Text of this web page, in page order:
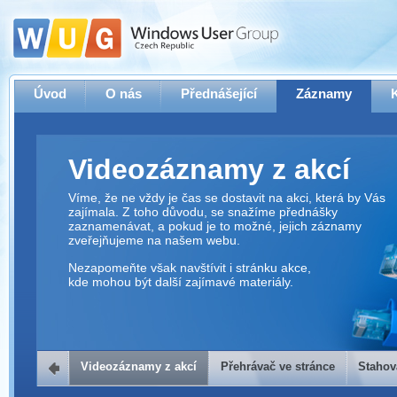
Úvod O nás Přednášející Záznamy
Videozáznamy z akcí
Víme, že ne vždy je čas se dostavit na akci, která by Vás
zajímala. Z toho důvodu, se snažíme přednášky
zaznamenávat, a pokud je to možné, jejich záznamy
zveřejňujeme na našem webu.
Nezapomeňte však navštívit i stránku akce,
kde mohou být další zajímavé materiály.
Přehrávač ve stránce
Videozáznamy z akcí Přehrávač ve stránce